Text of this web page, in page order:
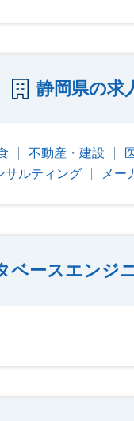
静岡県の求
不動産・建設
サルティング メー
ベースエンジ